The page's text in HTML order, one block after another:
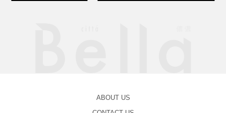
ABOUT US